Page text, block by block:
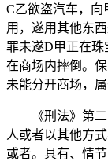
C乙欲盗汽车，向
用，遂用其他东
罪未遂D甲正在珠
在商场内摔倒。
未能分开商场，
《刑法》第二
人或者以其他方
或者。具有、情